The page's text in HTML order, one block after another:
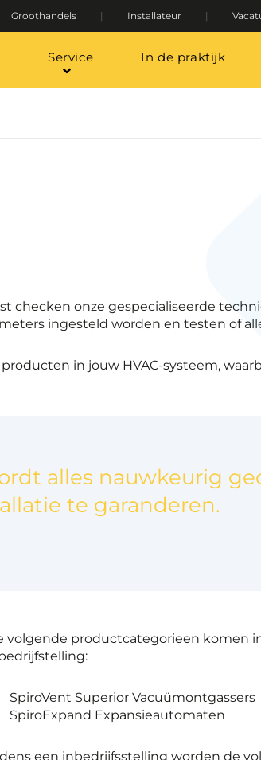
Groothandels Installateur
Service In de praktijk
checken onze gespecialiseerde
ingesteld worden en testen of
in jouw HVAC-systeem,
alles nauwkeurig
te garanderen.
volgende productcategorieen komen
SpiroVent Superior Vacuümontgassers
SpiroExpand Expansieautomaten
een inbedrijfsstelling worden de